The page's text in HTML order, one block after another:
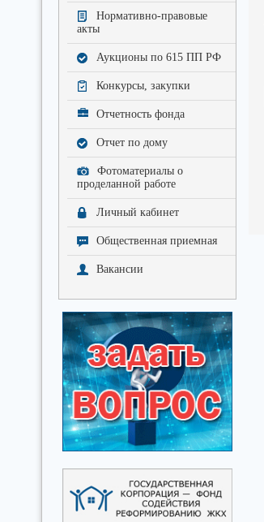
Нормативно-правовые
акты
Аукционы по 615 ПП РФ
Конкурсы, закупки
Отчетность фонда
Отчет по дому
Фотоматериалы о
проделанной работе
Личный кабинет
Общественная приемная
Вакансии